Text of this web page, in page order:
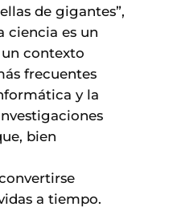
de gigantes”,
ciencia es un
contexto
frecuentes
y la
bien
a tiempo.